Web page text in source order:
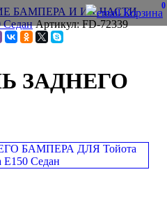
БАМПЕРА И ИХ ЧАСТИ
Седан Артикул: FD-72339
ЗАДНЕГО
Корзина
0